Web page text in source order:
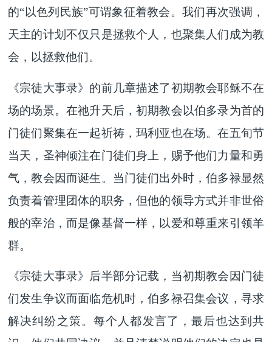
的“以色列民族”可谓象征着教会。我们再次强调，
天主的计划不仅只是拯救个人，也聚集人们成为教
会，以拯救他们。
《宗徒大事录》的前几章描述了初期教会耶稣不在
场的场景。在祂升天后，初期教会以伯多录为首的
门徒们聚集在一起祈祷，玛利亚也在场。在五旬节
当天，圣神倾注在门徒们身上，赐予他们力量和勇
气，教会因而诞生。当门徒们出外时，伯多禄显然
负责着管理团体的职务，但他的领导方式并非世俗
般的宰治，而是像基督一样，以爱和尊重来引领羊
群。
《宗徒大事录》后半部分记载，当初期教会因门徒
们发生争议而面临危机时，伯多禄召集会议，寻求
解决纠纷之策。每个人都发言了，最后也达到共